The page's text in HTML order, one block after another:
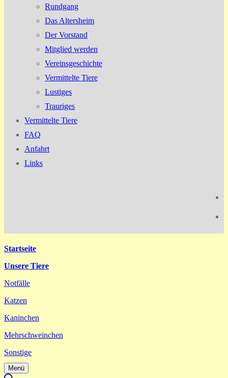
Rundgang
Das Altersheim
Der Vorstand
Mitglied werden
Vereinsgeschichte
Vermittelte Tiere
Lustiges
Trauriges
Vermittelte Tiere
FAQ
Anfahrt
Links
Startseite
Unsere Tiere
Notfälle
Katzen
Kaninchen
Mehrschweinchen
Sonstige
Menü